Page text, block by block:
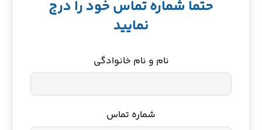
حتما شماره تماس خود را درج
نمایید
نام و نام خانوادگی
شماره تماس